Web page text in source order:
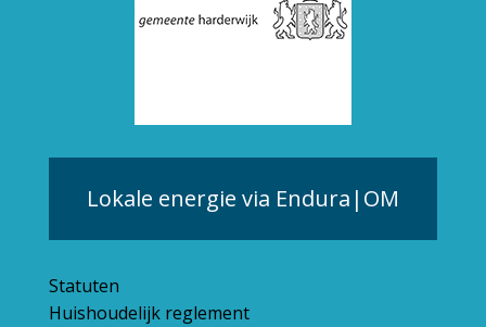
Lokale energie via Endura|OM
Statuten
Huishoudelijk reglement